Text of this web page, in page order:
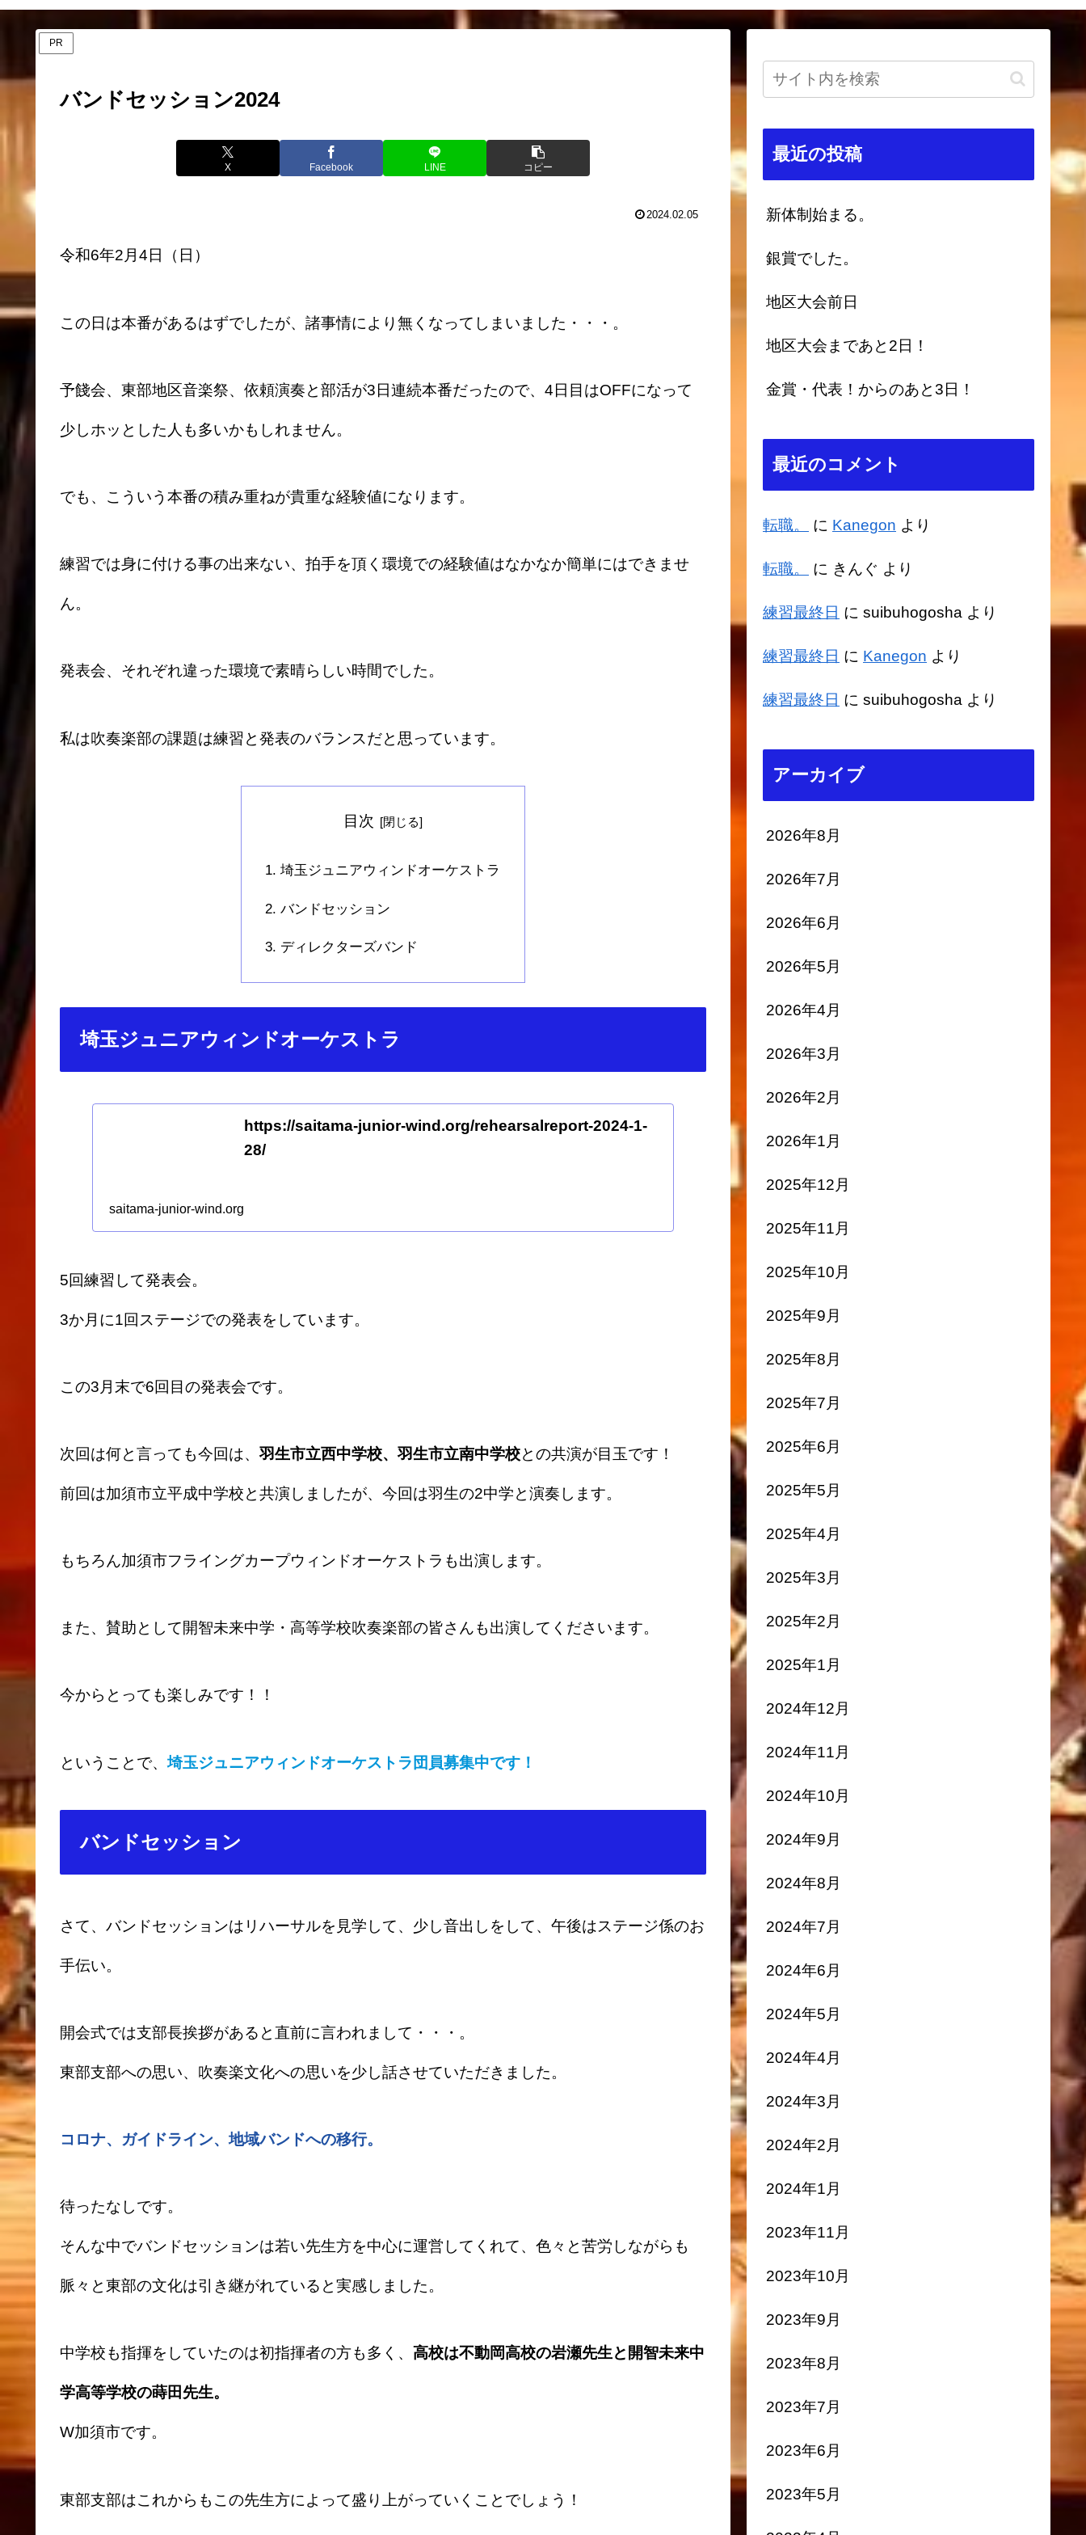
PR
バンドセッション2024
X Facebook LINE コピー
2024.02.05
令和6年2月4日（日）
この日は本番があるはずでしたが、諸事情により無くなってしまいました・・・。
予餞会、東部地区音楽祭、依頼演奏と部活が3日連続本番だったので、4日目はOFFになって
少しホッとした人も多いかもしれません。
でも、こういう本番の積み重ねが貴重な経験値になります。
練習では身に付ける事の出来ない、拍手を頂く環境での経験値はなかなか簡単にはできませ
ん。
発表会、それぞれ違った環境で素晴らしい時間でした。
私は吹奏楽部の課題は練習と発表のバランスだと思っています。
目次
埼玉ジュニアウィンドオーケストラ
バンドセッション
ディレクターズバンド
埼玉ジュニアウィンドオーケストラ
https://saitama-junior-wind.org/rehearsalreport-2024-1-
28/
saitama-junior-wind.org
5回練習して発表会。
3か月に1回ステージでの発表をしています。
この3月末で6回目の発表会です。
次回は何と言っても今回は、羽生市立西中学校、羽生市立南中学校との共演が目玉です！
前回は加須市立平成中学校と共演しましたが、今回は羽生の2中学と演奏します。
もちろん加須市フライングカープウィンドオーケストラも出演します。
また、賛助として開智未来中学・高等学校吹奏楽部の皆さんも出演してくださいます。
今からとっても楽しみです！！
ということで、埼玉ジュニアウィンドオーケストラ団員募集中です！
バンドセッション
さて、バンドセッションはリハーサルを見学して、少し音出しをして、午後はステージ係のお
手伝い。
開会式では支部長挨拶があると直前に言われまして・・・。
東部支部への思い、吹奏楽文化への思いを少し話させていただきました。
コロナ、ガイドライン、地域バンドへの移行。
待ったなしです。
そんな中でバンドセッションは若い先生方を中心に運営してくれて、色々と苦労しながらも
脈々と東部の文化は引き継がれていると実感しました。
中学校も指揮をしていたのは初指揮者の方も多く、 高校は不動岡高校の岩瀬先生と開智未来中
学高等学校の蒔田先生。
W加須市です。
東部支部はこれからもこの先生方によって盛り上がっていくことでしょう！
最近の投稿
新体制始まる。
銀賞でした。
地区大会前日
地区大会まであと2日！
金賞・代表！からのあと3日！
最近のコメント
転職。 に Kanegon より
転職。 に きんぐ より
練習最終日 に suibuhogosha より
練習最終日 に Kanegon より
練習最終日 に suibuhogosha より
アーカイブ
2026年8月
2026年7月
2026年6月
2026年5月
2026年4月
2026年3月
2026年2月
2026年1月
2025年12月
2025年11月
2025年10月
2025年9月
2025年8月
2025年7月
2025年6月
2025年5月
2025年4月
2025年3月
2025年2月
2025年1月
2024年12月
2024年11月
2024年10月
2024年9月
2024年8月
2024年7月
2024年6月
2024年5月
2024年4月
2024年3月
2024年2月
2024年1月
2023年11月
2023年10月
2023年9月
2023年8月
2023年7月
2023年6月
2023年5月